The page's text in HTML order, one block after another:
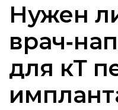
Нужен
для кТ